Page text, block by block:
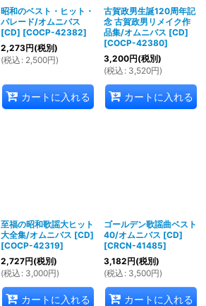
昭和のベスト・ヒット・
パレード/オムニバス
[CD] [COCP-42382]
2,273円(税別)
(税込 : 2,500円)
カートに入れる
古賀政男生誕120周年記
念 古賀政男リメイク作
品集/オムニバス [CD]
[COCP-42380]
3,200円(税別)
(税込 : 3,520円)
カートに入れる
至福の昭和歌謡大ヒット
大全集/オムニバス [CD]
[COCP-42319]
2,727円(税別)
(税込 : 3,000円)
カートに入れる
ゴールデン歌謡曲ベスト
40/オムニバス [CD]
[CRCN-41485]
3,182円(税別)
(税込 : 3,500円)
カートに入れる